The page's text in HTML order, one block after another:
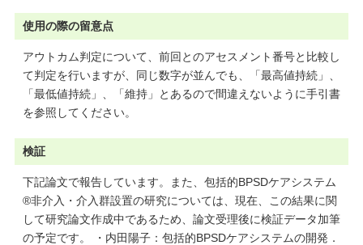
使用の際の留意点
アウトカム判定について、前回とのアセスメント番号と比較し
て判定を行いますが、同じ数字が並んでも、「最高値持続」、
「最低値持続」、「維持」とあるので間違えないように手引書
を参照してください。
検証
下記論文で報告しています。また、包括的BPSDケアシステム
®非介入・介入群設置の研究については、現在、この結果に関
して研究論文作成中であるため、論文受理後に検証データ加筆
の予定です。 ・内田陽子：包括的BPSDケアシステムの開発．